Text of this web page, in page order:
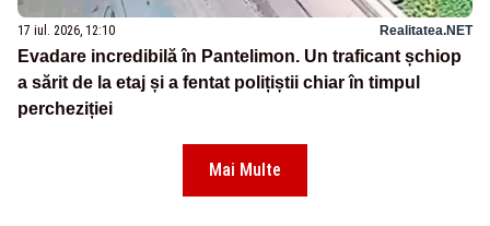
17 iul. 2026, 12:10 Realitatea.NET
Evadare incredibilă în Pantelimon. Un traficant șchiop
a sărit de la etaj și a fentat polițiștii chiar în timpul
percheziției
Mai Multe